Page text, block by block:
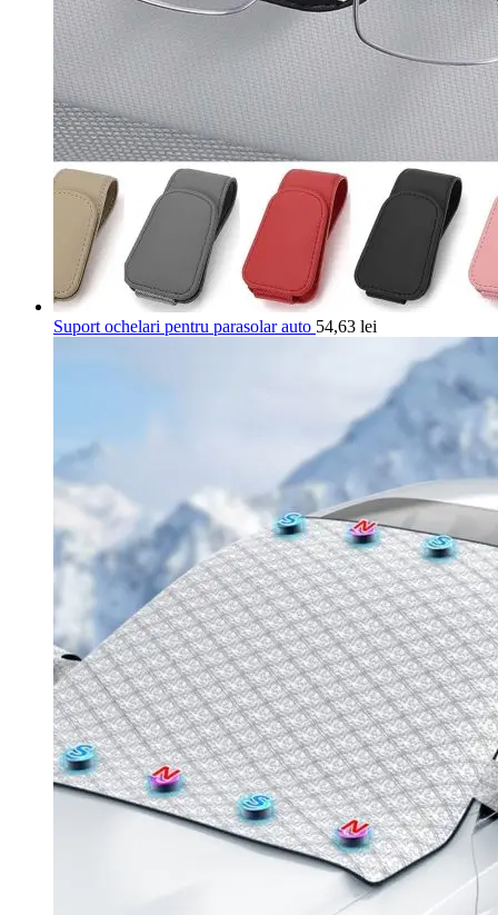
Suport ochelari pentru parasolar auto 54,63 lei